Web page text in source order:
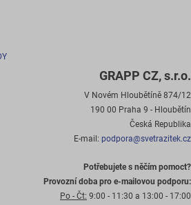
GRAPP CZ, s.r.o.
V Novém Hloubětíně 874/12
190 00 Praha 9 - Hloubětín
Česká Republika
E-mail: podpora@svetrazitek.cz
Potřebujete s něčím pomoct?
Provozní doba pro e-mailovou podporu:
Po - Čt: 9:00 - 11:30 a 13:00 - 17:00